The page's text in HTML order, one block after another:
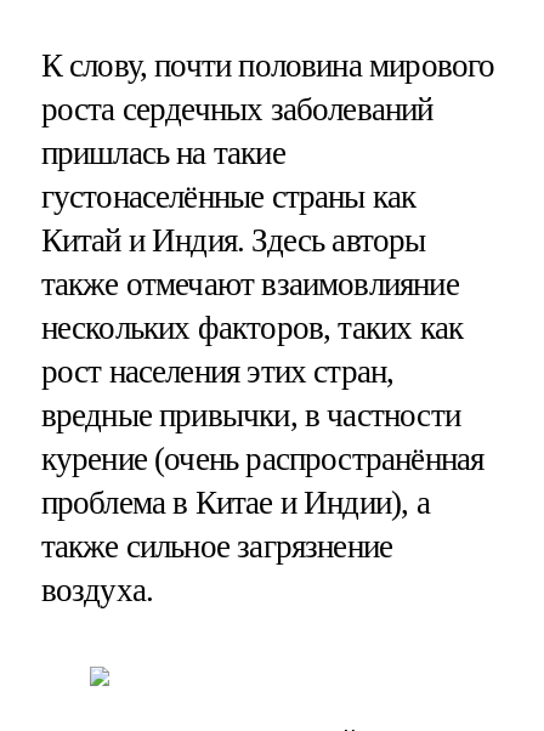
К слову, почти половина мирового
роста сердечных заболеваний
пришлась на такие
густонаселённые страны как
Китай и Индия. Здесь авторы
также отмечают взаимовлияние
нескольких факторов, таких как
рост населения этих стран,
вредные привычки, в частности
курение (очень распространённая
проблема в Китае и Индии), а
также сильное загрязнение
воздуха.